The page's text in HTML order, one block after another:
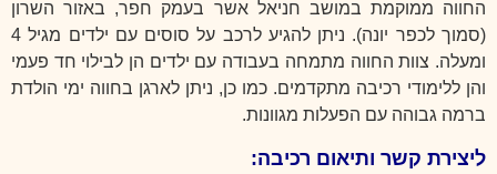
החווה ממוקמת במושב חניאל אשר בעמק חפר, באזור השרון
(סמוך לכפר יונה). ניתן להגיע לרכב על סוסים עם ילדים מגיל 4
ומעלה. צוות החווה מתמחה בעבודה עם ילדים הן לבילוי חד פעמי
והן ללימודי רכיבה מתקדמים. כמו כן, ניתן לארגן בחווה ימי הולדת
ברמה גבוהה עם הפעלות מגוונות.
ליצירת קשר ותיאום רכיבה: